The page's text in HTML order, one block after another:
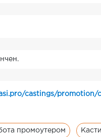
castings/promotion/
промоутером